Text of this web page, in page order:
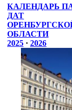
КАЛЕНДАРЬ
ДАТ
ОБЛАСТИ
2025 · 2026